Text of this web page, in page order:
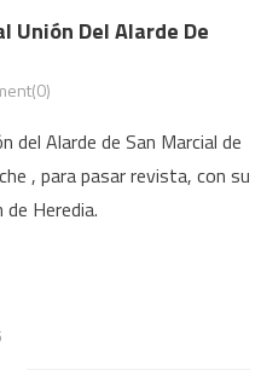
Unión Del Alarde De
del Alarde de San Marcial de
, para pasar revista, con su
Heredia.